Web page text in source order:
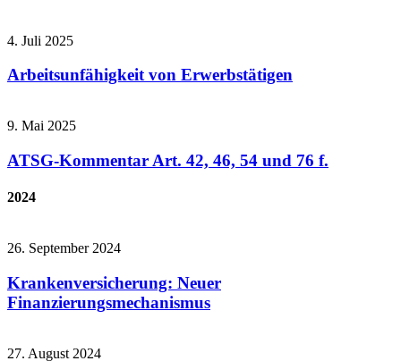
4. Juli 2025
Arbeitsunfähigkeit von Erwerbstätigen
9. Mai 2025
ATSG-Kommentar Art. 42, 46, 54 und 76 f.
2024
26. September 2024
Krankenversicherung: Neuer
Finanzierungsmechanismus
27. August 2024